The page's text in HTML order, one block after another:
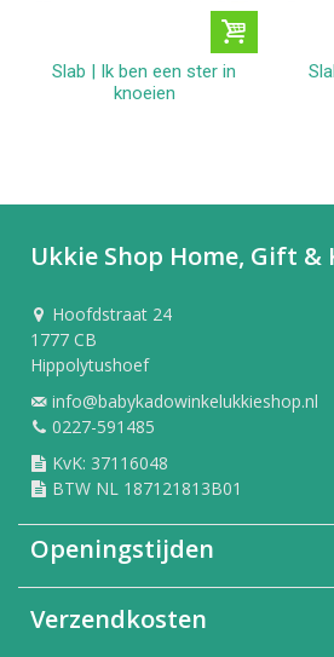
Slab | Ik ben een ster in
knoeien
Ukkie Shop Home, Gift &
Hoofdstraat 24
1777 CB
Hippolytushoef
info@babykadowinkelukkieshop.nl
0227-591485
KvK: 37116048
BTW NL 187121813B01
Openingstijden
Verzendkosten